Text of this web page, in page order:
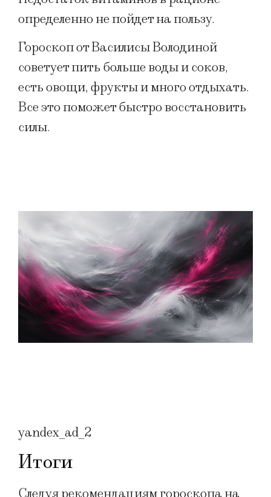
определенно не пойдет на пользу.
Гороскоп от Василисы Володиной
советует пить больше воды и соков,
есть овощи, фрукты и много отдыхать.
Все это поможет быстро восстановить
силы.
yandex_ad_2
Итоги